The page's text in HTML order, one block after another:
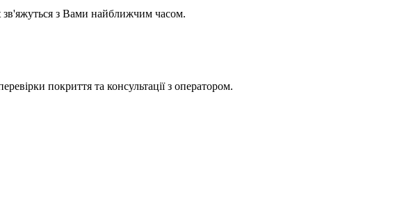
з Вами найближчим часом.
покриття та консультації з оператором.